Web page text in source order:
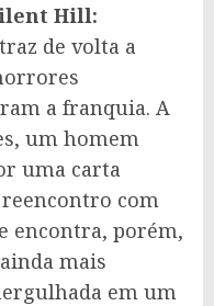
Hill:
traz de volta a
a franquia. A
um homem
uma carta
com
encontra, porém,
mais
em um